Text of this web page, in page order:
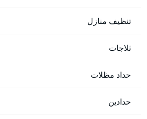
تنظيف منازل
ثلاجات
حداد مظلات
حدادين